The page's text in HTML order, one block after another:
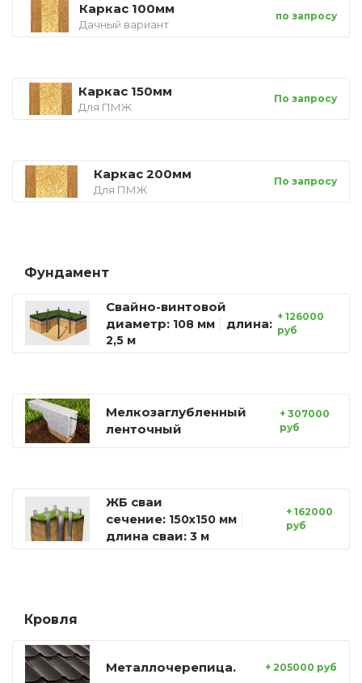
Каркас 100мм
Дачный вариант
по запросу
Каркас 150мм
Для ПМЖ
По запросу
Каркас 200мм
Для ПМЖ
По запросу
Фундамент
Свайно-винтовой
диаметр: 108 мм длина:
2,5 м
+ 126000
руб
Мелкозаглубленный
ленточный
+ 307000
руб
ЖБ сваи
сечение: 150х150 мм
длина сваи: 3 м
+ 162000
руб
Кровля
Металлочерепица. + 205000 руб